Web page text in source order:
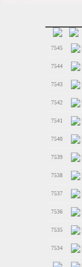
7545
7544
7543
7542
7541
7540
7539
7538
7537
7536
7535
7534